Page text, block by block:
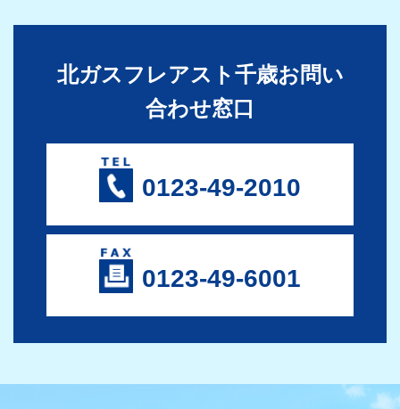
北ガスフレアスト千歳お問い
合わせ窓口
0123-49-2010
0123-49-6001